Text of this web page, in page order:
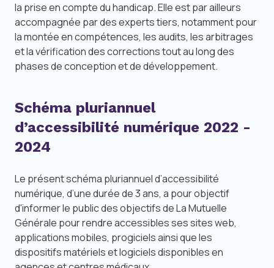
la prise en compte du handicap. Elle est par ailleurs
accompagnée par des experts tiers, notamment pour
la montée en compétences, les audits, les arbitrages
et la vérification des corrections tout au long des
phases de conception et de développement.
Schéma pluriannuel
d’accessibilité numérique 2022 -
2024
Le présent schéma pluriannuel d’accessibilité
numérique, d’une durée de 3 ans, a pour objectif
d'informer le public des objectifs de La Mutuelle
Générale pour rendre accessibles ses sites web,
applications mobiles, progiciels ainsi que les
dispositifs matériels et logiciels disponibles en